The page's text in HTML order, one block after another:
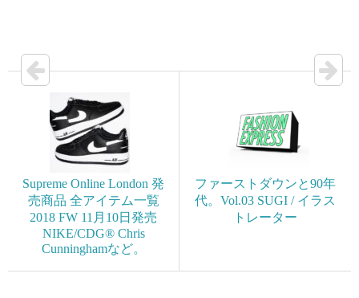
Supreme Online London 発
売商品 全アイテム一覧
2018 FW 11月10日発売
NIKE/CDG® Chris
Cunninghamなど。
ファーストダウンと90年
代。Vol.03 SUGI / イラス
トレーター